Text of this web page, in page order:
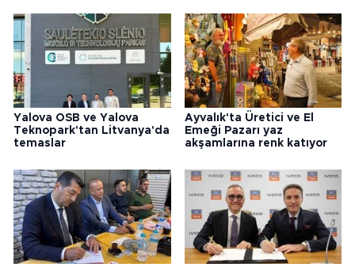
Yalova OSB ve Yalova
Teknopark'tan Litvanya'da
temaslar
Ayvalık'ta Üretici ve El
Emeği Pazarı yaz
akşamlarına renk katıyor